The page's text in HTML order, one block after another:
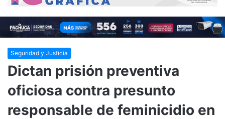
Seguridad y Justicia
Dictan prisión preventiva
oficiosa contra presunto
responsable de feminicidio en